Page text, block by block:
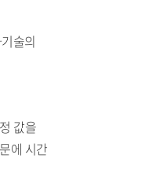
술의
값을
에 시간